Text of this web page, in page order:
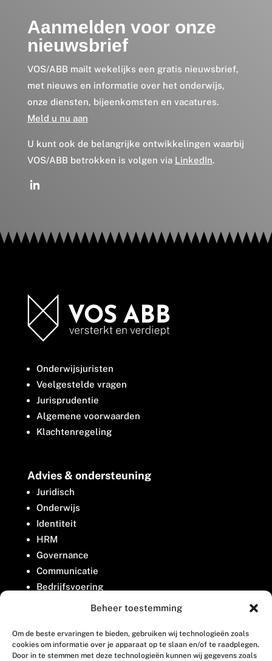
Beheer toestemming
Om de beste ervaringen te bieden, gebruiken wij technologieën zoals
cookies om informatie over je apparaat op te slaan en/of te raadplegen.
Door in te stemmen met deze technologieën kunnen wij gegevens zoals
Aanmelden voor onze
nieuwsbrief
VOS/ABB mailt wekelijks een gratis nieuwsbrief,
met nieuws en informatie over het onderwijs,
onze diensten, bijeenkomsten en vacatures.
Meld u nu aan
U kunt ook de belangrijke ontwikkelingen waarbij
VOS/ABB betrokken is volgen via LinkedIn.
Onderwijsjuristen
Veelgestelde vragen
Jurisprudentie
Algemene voorwaarden
Klachtenregeling
Advies & ondersteuning
Juridisch
Onderwijs
Identiteit
HRM
Governance
Communicatie
Bedrijfsvoering
Belangenbehartiging
Contact